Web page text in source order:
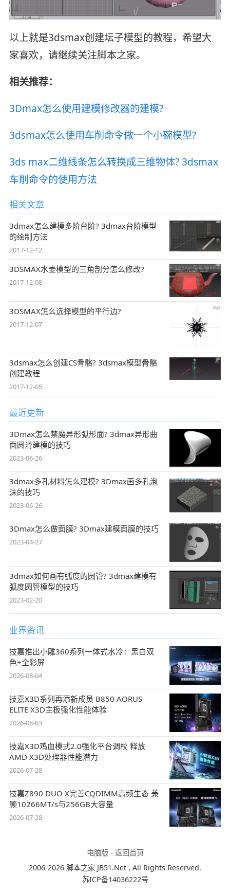
以上就是3dsmax创建坛子模型的教程，希望大
家喜欢，请继续关注脚本之家。
相关推荐：
3Dmax怎么使用建模修改器的建模?
3dsmax怎么使用车削命令做一个小碗模型?
3ds max二维线条怎么转换成三维物体? 3dsmax
车削命令的使用方法
相关文章
3dmax怎么建模多阶台阶? 3dmax台阶模型
的绘制方法
2017-12-12
3DSMAX水壶模型的三角剖分怎么修改?
2017-12-08
3DSMAX怎么选择模型的平行边?
2017-12-07
3dsmax怎么创建CS骨骼? 3dsmax模型骨骼
创建教程
2017-12-05
最近更新
3Dmax怎么禁魔异形弧形面? 3dmax异形曲
面圆滑建模的技巧
2023-06-26
3dmax多孔材料怎么建模? 3Dmax画多孔泡
沫的技巧
2023-06-26
3Dmax怎么做面膜? 3Dmax建模面膜的技巧
2023-04-27
3dmax如何画有弧度的圆管? 3dmax建模有
弧度圆管模型的技巧
2023-02-20
业界资讯
技嘉推出小雕360系列一体式水冷：黑白双
色+全彩屏
2026-08-04
技嘉X3D系列再添新成员 B850 AORUS
ELITE X3D主板强化性能体验
2026-08-03
技嘉X3D鸡血模式2.0强化平台调校 释放
AMD X3D处理器性能潜力
2026-07-28
技嘉Z890 DUO X完善CQDIMM高频生态 兼
顾10266MT/s与256GB大容量
2026-07-28
电脑版- 返回首页
2006-2026 脚本之家 JB51.Net , All Rights Reserved.
苏ICP备14036222号